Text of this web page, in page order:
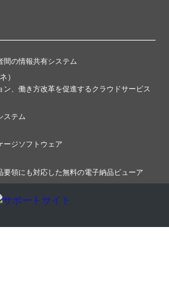
間の情報共有システム
）
ン、働き方改革を促進するクラウドサービス
ステム
ージソフトウェア
要領にも対応した無料の電子納品ビューア